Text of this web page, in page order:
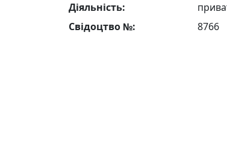
Діяльність:
Свідоцтво №:
8766